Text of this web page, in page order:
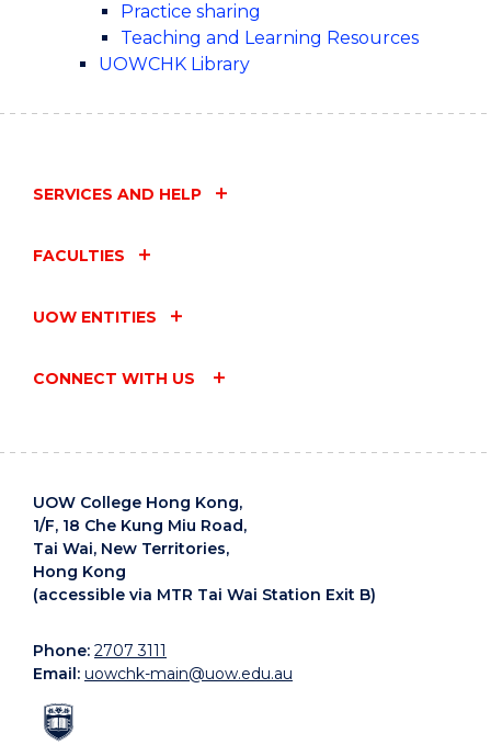
Practice sharing
Teaching and Learning Resources
UOWCHK Library
SERVICES AND HELP
FACULTIES
UOW ENTITIES
CONNECT WITH US
UOW College Hong Kong,
1/F, 18 Che Kung Miu Road,
Tai Wai, New Territories,
Hong Kong
(accessible via MTR Tai Wai Station Exit B)
Phone: 2707 3111
Email: uowchk-main@uow.edu.au